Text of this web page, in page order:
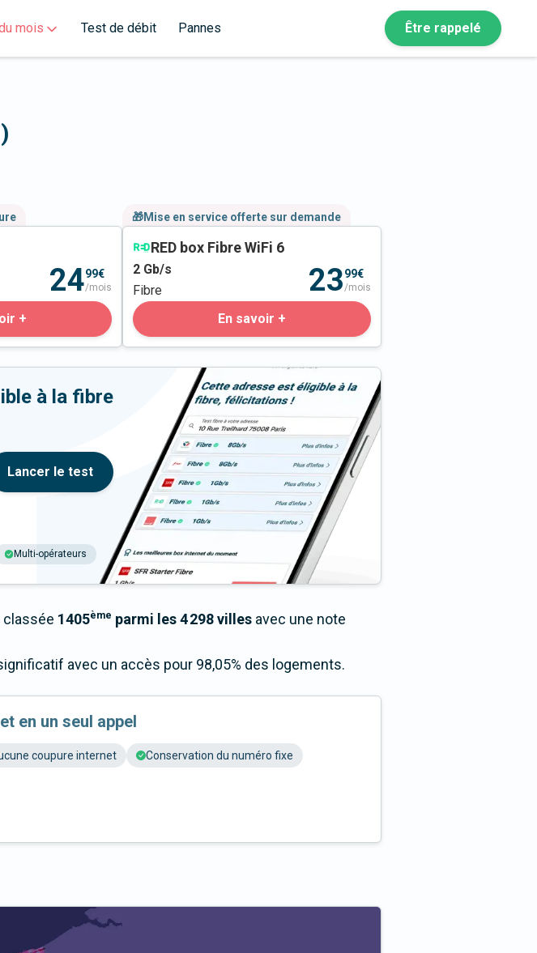
mois Test de débit Pannes Être rappelé
2499€
/mois
+
🎁Mise en service offerte sur demande
RED box Fibre WiFi 6
2 Gb/s
Fibre
2399€
/mois
En savoir +
à la fibre
Lancer le test
Multi-opérateurs
classée 1405ème parmi les 4 298 villes avec une note
avec un accès pour 98,05% des logements.
en un seul appel
coupure internet Conservation du numéro fixe